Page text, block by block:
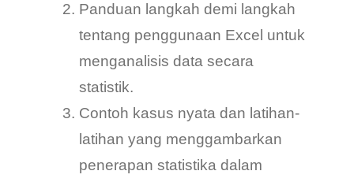
Panduan langkah demi langkah
tentang penggunaan Excel untuk
menganalisis data secara
statistik.
Contoh kasus nyata dan latihan-
latihan yang menggambarkan
penerapan statistika dalam